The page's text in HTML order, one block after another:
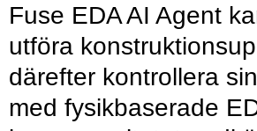
Fuse EDA AI Agent
utföra
därefter kontrollera
med fysikbaserade